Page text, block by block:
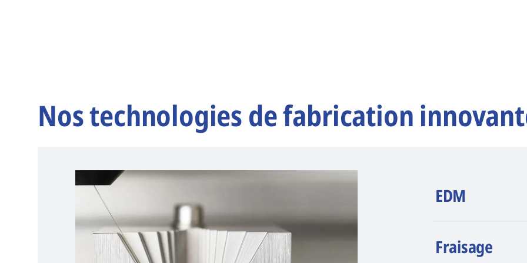
Nos technologies de fabrication
EDM
érosion (EDM).
Fraisage